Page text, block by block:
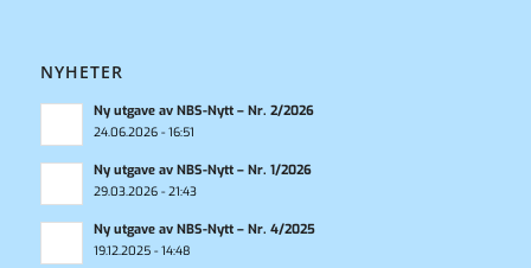
NYHETER
Ny utgave av NBS-Nytt – Nr. 2/2026
24.06.2026 - 16:51
Ny utgave av NBS-Nytt – Nr. 1/2026
29.03.2026 - 21:43
Ny utgave av NBS-Nytt – Nr. 4/2025
19.12.2025 - 14:48